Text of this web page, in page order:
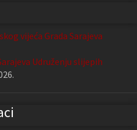
vijeća Grada Sarajeva
Udruženju slijepih